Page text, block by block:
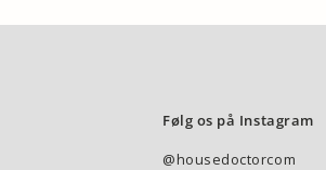
Følg os på Instagram
@housedoctorcom